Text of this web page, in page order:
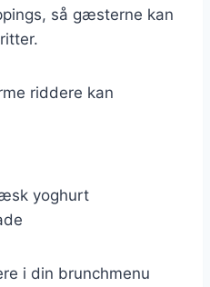
så gæsterne kan
riddere kan
yoghurt
i din brunchmenu